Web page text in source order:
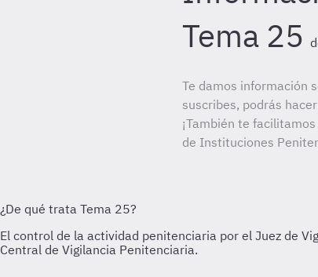
Tema 25
Te damos información
suscribes, podrás
¡También te
de Instituciones